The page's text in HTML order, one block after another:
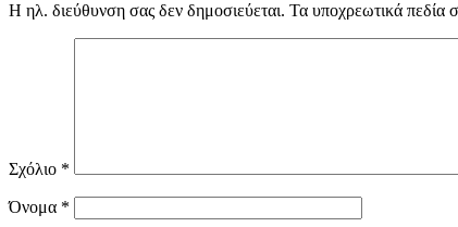
Η ηλ. διεύθυνση σας δεν δημοσιεύεται. Τα υποχρεωτικά πεδία
Σχόλιο *
Όνομα *